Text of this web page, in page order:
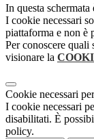
In questa
I cookie necessari
piattaforma e non è
Per conoscere quali
visionare la
Cookie necessari
I cookie necessari
disabilitati. È
policy.